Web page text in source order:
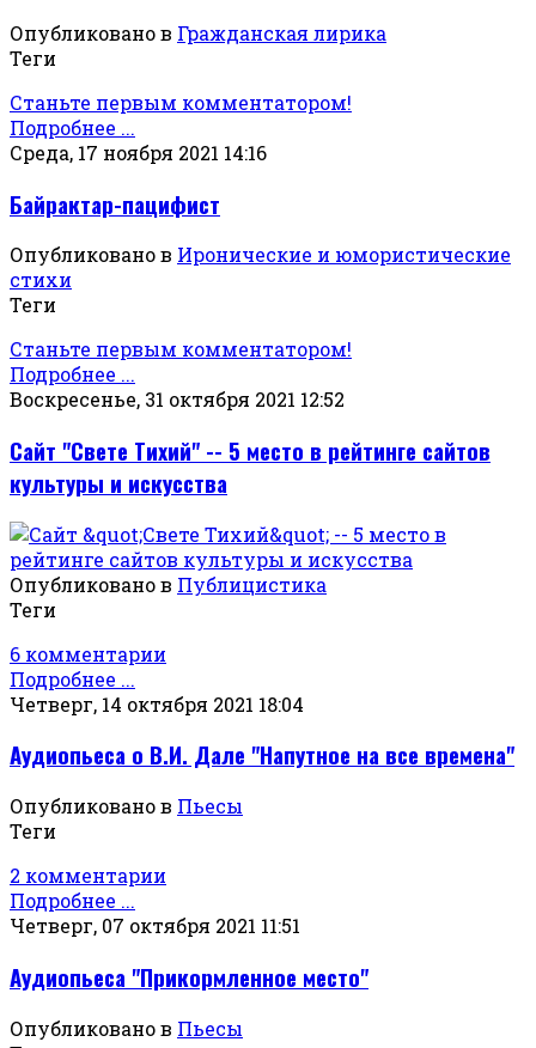
Опубликовано в Гражданская лирика
Теги
Станьте первым комментатором!
Подробнее ...
Среда, 17 ноября 2021 14:16
Байрактар-пацифист
Опубликовано в Иронические и юмористические
стихи
Теги
Станьте первым комментатором!
Подробнее ...
Воскресенье, 31 октября 2021 12:52
Сайт "Свете Тихий" -- 5 место в рейтинге сайтов
культуры и искусства
Опубликовано в Публицистика
Теги
6 комментарии
Подробнее ...
Четверг, 14 октября 2021 18:04
Аудиопьеса о В.И. Дале "Напутное на все времена"
Опубликовано в Пьесы
Теги
2 комментарии
Подробнее ...
Четверг, 07 октября 2021 11:51
Аудиопьеса "Прикормленное место"
Опубликовано в Пьесы